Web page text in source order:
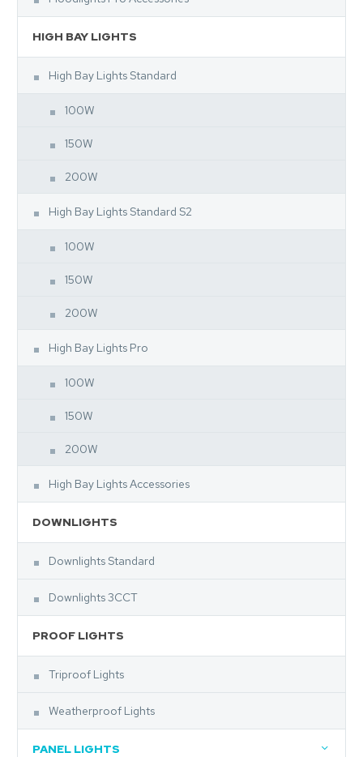
HIGH BAY LIGHTS
High Bay Lights Standard
100W
150W
200W
High Bay Lights Standard S2
100W
150W
200W
High Bay Lights Pro
100W
150W
200W
High Bay Lights Accessories
DOWNLIGHTS
Downlights Standard
Downlights 3CCT
PROOF LIGHTS
Triproof Lights
Weatherproof Lights
PANEL LIGHTS